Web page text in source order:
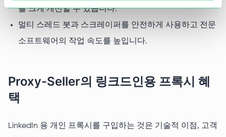
를 크게 개선할 수 있습니다.
멀티 스레드 봇과 스크레이퍼를 안전하게 사용하고 전문
소프트웨어의 작업 속도를 높입니다.
Proxy-Seller의 링크드인용 프록시 혜
택
LinkedIn 용 개인 프록시를 구입하는 것은 기술적 이점, 고객